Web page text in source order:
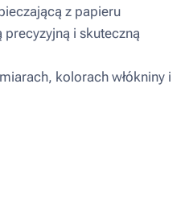
z papieru
i skuteczną
kolorach włókniny i